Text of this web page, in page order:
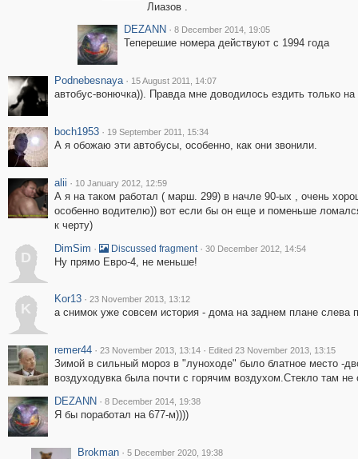
Лиазов .
DEZANN · 8 December 2014, 19:05
Теперешие номера действуют с 1994 года
Podnebesnaya · 15 August 2011, 14:07
автобус-вонючка)). Правда мне доводилось ездить только
boch1953 · 19 September 2011, 15:34
А я обожаю эти автобусы, особенно, как они звонили.
alii · 10 January 2012, 12:59
А я на таком работал ( марш. 299) в начле 90-ых , очень
особенно водителю)) вот если бы он еще и поменьше
к черту)
D
DimSim · Discussed fragment · 30 December 2012, 14:54
Ну прямо Евро-4, не меньше!
K
Kor13 · 23 November 2013, 13:12
а снимок уже совсем история - дома на заднем плане слева
remer44 · 23 November 2013, 13:14 · Edited 23 November 2013, 13:15
Зимой в сильный мороз в "луноходе" было блатное место -
воздуходувка была почти с горячим воздухом.Cтекло там
DEZANN · 8 December 2014, 19:38
Я бы поработал на 677-м))))
Brokman · 5 December 2020, 19:38